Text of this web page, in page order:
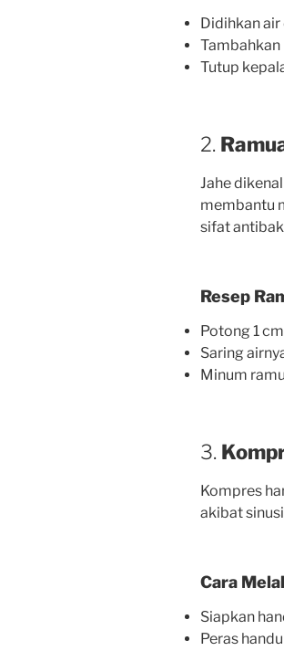
Didihkan
Tambahkan
Tutup
2.
Jahe
membantu
sifat
Resep
Potong 1
Saring
Minum
3.
Kompres
akibat
Cara
Siapkan
Peras